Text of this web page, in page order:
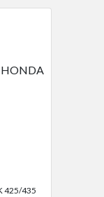
425/435